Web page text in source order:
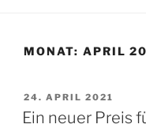
MONAT: APRIL
VERÖFFENTLICHT
AM
24. APRIL 2021
Ein neuer Preis